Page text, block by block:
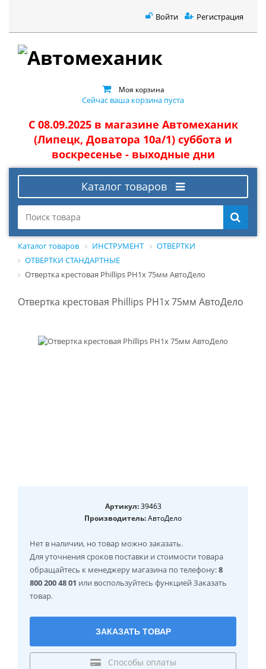
Войти Регистрация
Моя корзина
Сейчас ваша корзина пуста
С 08.09.2025 в магазине Автомеханик
(Липецк, Доватора 10а/1) суббота и
воскресенье - выходные дни
Каталог товаров
Каталог товаров ИНСТРУМЕНТ
ОТВЕРТКИ
ОТВЕРТКИ СТАНДАРТНЫЕ
Отвертка крестовая Phillips PH1х 75мм АвтоДело
Отвертка крестовая Phillips PH1х 75мм АвтоДело
Артикул:39463
Производитель:АвтоДело
Нет в наличии, но товар можно заказать.
Для уточнения сроков поставки и стоимости товара
обращайтесь к менеджеру магазина по телефону:8
800 200 48 01 или воспользуйтесь функцией Заказать
товар.
ЗАКАЗАТЬ ТОВАР
Способы оплаты